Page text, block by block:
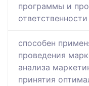
программы и
способен
проведения
анализа
принятия